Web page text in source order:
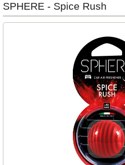
SPHERE - Spice Rush